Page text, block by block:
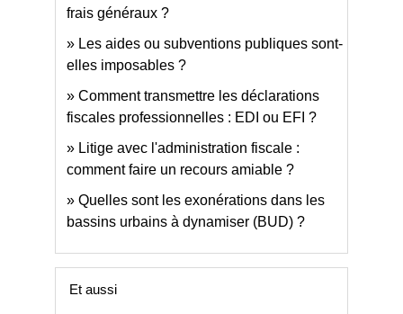
frais généraux ?
Les aides ou subventions publiques sont-
elles imposables ?
Comment transmettre les déclarations
fiscales professionnelles : EDI ou EFI ?
Litige avec l'administration fiscale :
comment faire un recours amiable ?
Quelles sont les exonérations dans les
bassins urbains à dynamiser (BUD) ?
Et aussi